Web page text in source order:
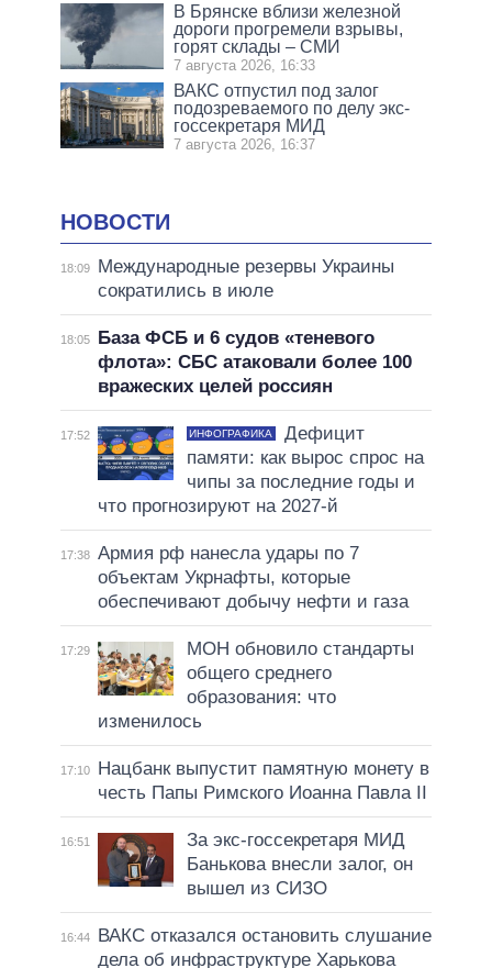
В Брянске вблизи железной
дороги прогремели взрывы,
горят склады – СМИ
7 августа 2026, 16:33
ВАКС отпустил под залог
подозреваемого по делу экс-
госсекретаря МИД
7 августа 2026, 16:37
НОВОСТИ
18:09
Международные резервы Украины
сократились в июле
18:05
База ФСБ и 6 судов «теневого
флота»: СБС атаковали более 100
вражеских целей россиян
17:52 ИНФОГРАФИКА
Дефицит
памяти: как вырос спрос на
чипы за последние годы и
что прогнозируют на 2027-й
17:38 Армия рф нанесла удары по 7
объектам Укрнафты, которые
обеспечивают добычу нефти и газа
17:29
МОН обновило стандарты
общего среднего
образования: что
изменилось
17:10
Нацбанк выпустит памятную монету в
честь Папы Римского Иоанна Павла II
16:51
За экс-госсекретаря МИД
Банькова внесли залог, он
вышел из СИЗО
16:44
ВАКС отказался остановить слушание
дела об инфраструктуре Харькова